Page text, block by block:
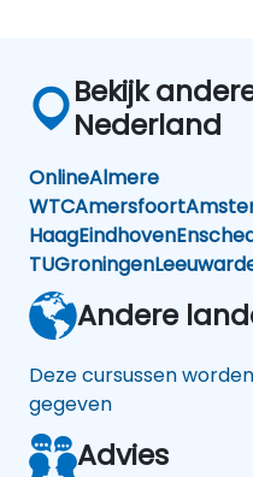
Bekijk
Nederland
OnlineAlmere
WTCAmersfoort
HaagEindhoven
TUGroningen
Andere
Deze cursussen
gegeven
Advies